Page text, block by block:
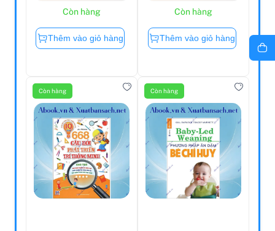
Còn hàng
Thêm vào giỏ hàng
Còn hàng
Thêm vào giỏ hàng
Còn hàng Còn hàng